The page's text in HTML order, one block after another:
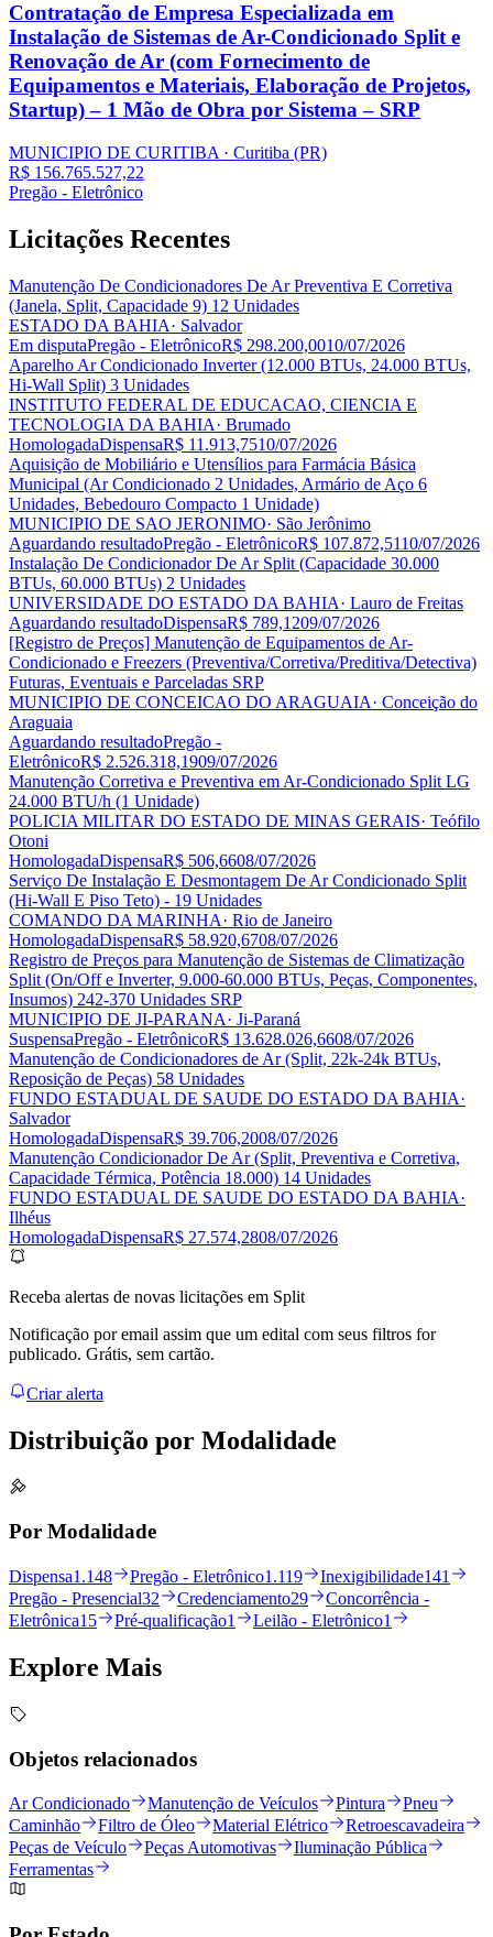
Contratação de Empresa Especializada em
Instalação de Sistemas de Ar-Condicionado Split e
Renovação de Ar (com Fornecimento de
Equipamentos e Materiais, Elaboração de Projetos,
Startup) – 1 Mão de Obra por Sistema – SRP
MUNICIPIO DE CURITIBA · Curitiba (PR)
R$ 156.765.527,22
Pregão - Eletrônico
Licitações Recentes
Manutenção De Condicionadores De Ar Preventiva E Corretiva
(Janela, Split, Capacidade 9) 12 Unidades
ESTADO DA BAHIA· Salvador
Em disputaPregão - EletrônicoR$ 298.200,0010/07/2026
Aparelho Ar Condicionado Inverter (12.000 BTUs, 24.000 BTUs,
Hi-Wall Split) 3 Unidades
INSTITUTO FEDERAL DE EDUCACAO, CIENCIA E
TECNOLOGIA DA BAHIA· Brumado
HomologadaDispensaR$ 11.913,7510/07/2026
Aquisição de Mobiliário e Utensílios para Farmácia Básica
Municipal (Ar Condicionado 2 Unidades, Armário de Aço 6
Unidades, Bebedouro Compacto 1 Unidade)
MUNICIPIO DE SAO JERONIMO· São Jerônimo
Aguardando resultadoPregão - EletrônicoR$ 107.872,5110/07/2026
Instalação De Condicionador De Ar Split (Capacidade 30.000
BTUs, 60.000 BTUs) 2 Unidades
UNIVERSIDADE DO ESTADO DA BAHIA· Lauro de Freitas
Aguardando resultadoDispensaR$ 789,1209/07/2026
[Registro de Preços] Manutenção de Equipamentos de Ar-
Condicionado e Freezers (Preventiva/Corretiva/Preditiva/Detectiva)
Futuras, Eventuais e Parceladas SRP
MUNICIPIO DE CONCEICAO DO ARAGUAIA· Conceição do
Araguaia
Aguardando resultadoPregão -
EletrônicoR$ 2.526.318,1909/07/2026
Manutenção Corretiva e Preventiva em Ar-Condicionado Split LG
24.000 BTU/h (1 Unidade)
POLICIA MILITAR DO ESTADO DE MINAS GERAIS· Teófilo
Otoni
HomologadaDispensaR$ 506,6608/07/2026
Serviço De Instalação E Desmontagem De Ar Condicionado Split
(Hi-Wall E Piso Teto) - 19 Unidades
COMANDO DA MARINHA· Rio de Janeiro
HomologadaDispensaR$ 58.920,6708/07/2026
Registro de Preços para Manutenção de Sistemas de Climatização
Split (On/Off e Inverter, 9.000-60.000 BTUs, Peças, Componentes,
Insumos) 242-370 Unidades SRP
MUNICIPIO DE JI-PARANA· Ji-Paraná
SuspensaPregão - EletrônicoR$ 13.628.026,6608/07/2026
Manutenção de Condicionadores de Ar (Split, 22k-24k BTUs,
Reposição de Peças) 58 Unidades
FUNDO ESTADUAL DE SAUDE DO ESTADO DA BAHIA·
Salvador
HomologadaDispensaR$ 39.706,2008/07/2026
Manutenção Condicionador De Ar (Split, Preventiva e Corretiva,
Capacidade Térmica, Potência 18.000) 14 Unidades
FUNDO ESTADUAL DE SAUDE DO ESTADO DA BAHIA·
Ilhéus
HomologadaDispensaR$ 27.574,2808/07/2026
Receba alertas de novas licitações em Split
Notificação por email assim que um edital com seus filtros for
publicado. Grátis, sem cartão.
Criar alerta
Distribuição por Modalidade
Por Modalidade
Dispensa1.148 Pregão - Eletrônico1.119 Inexigibilidade141
Pregão - Presencial32 Credenciamento29
Concorrência -
Eletrônica15 Pré-qualificação1 Leilão - Eletrônico1
Explore Mais
Objetos relacionados
Ar Condicionado Manutenção de Veículos Pintura
Pneu
Caminhão
Filtro de Óleo Material Elétrico
Retroescavadeira
Peças de Veículo
Peças Automotivas
Iluminação Pública
Ferramentas